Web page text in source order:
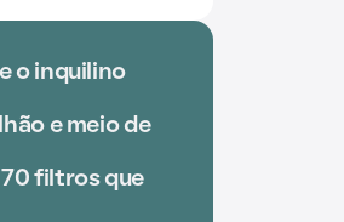
o inquilino
e meio de
70 filtros que